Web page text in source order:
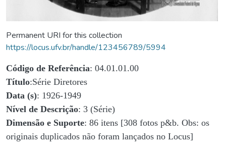
Permanent URI for this collection
https://locus.ufv.br/handle/123456789/5994
Código de Referência: 04.01.01.00
Título:Série Diretores
Data (s): 1926-1949
Nível de Descrição: 3 (Série)
Dimensão e Suporte: 86 itens [308 fotos p&b. Obs: os
originais duplicados não foram lançados no Locus]